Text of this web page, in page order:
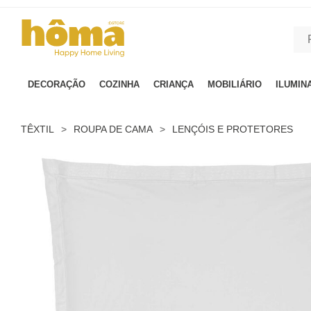
DECORAÇÃO COZINHA CRIANÇA MOBILIÁRIO
TÊXTIL > ROUPA DE CAMA > LENÇÓIS E PROTETORES